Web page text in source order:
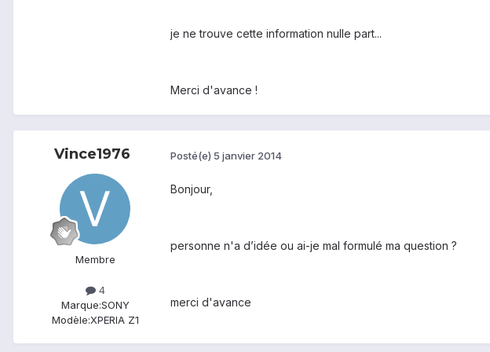
je ne trouve cette information nulle part...
Merci d'avance !
Vince1976
Membre
4
Marque:SONY
Modèle:XPERIA Z1
Posté(e) 5 janvier 2014
Bonjour,
personne n'a d’idée ou ai-je mal formulé ma question ?
merci d'avance